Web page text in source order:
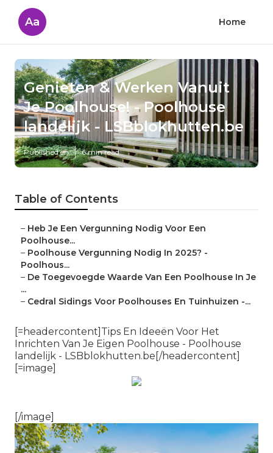
Aa Home
Genieten & Werken Vanuit
Je Poolhouse! - Poolhouse
landelijk - LSBblokhutten.be
Published en 6 min read
Table of Contents
– Heb Je Een Vergunning Nodig Voor Een
Poolhouse...
– Poolhouse Vergunning Nodig In 2025? -
Poolhous...
– De Toegevoegde Waarde Van Een Poolhouse In Je
...
– Cedral Sidings Voor Poolhouses En Tuinhuizen -...
[=headercontent]Tips En Ideeën Voor Het
Inrichten Van Je Eigen Poolhouse - Poolhouse
landelijk - LSBblokhutten.be[/headercontent]
[=image]
[/image]